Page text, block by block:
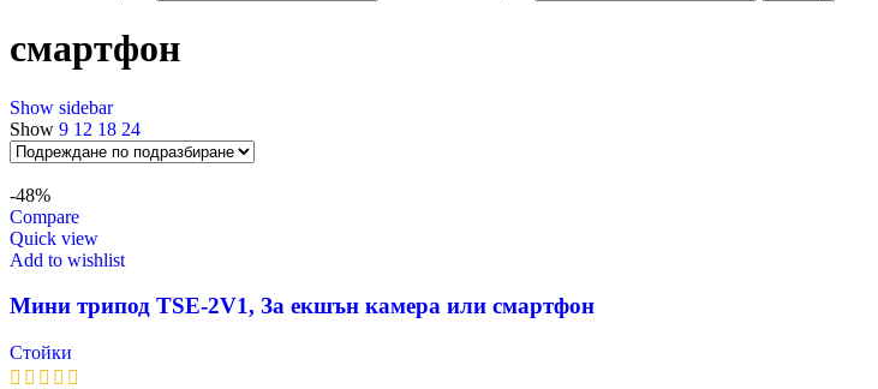
смартфон
Show sidebar
Show 9 12 18 24
-48%
Compare
Quick view
Add to wishlist
Мини трипод TSE-2V1, За екшън камера или смартфон
Стойки